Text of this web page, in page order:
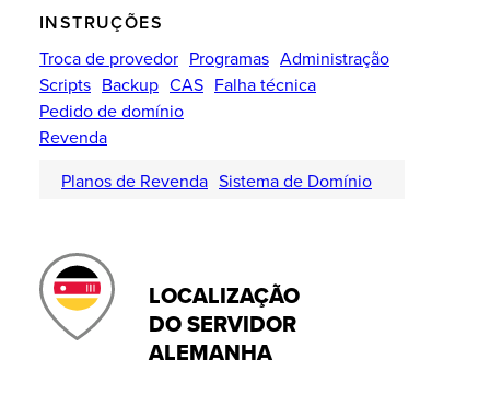
INSTRUÇÕES
Troca de provedor Programas Administração
Scripts Backup CAS Falha técnica
Pedido de domínio
Revenda
Planos de Revenda Sistema de Domínio
LOCALIZAÇÃO
DO SERVIDOR
ALEMANHA